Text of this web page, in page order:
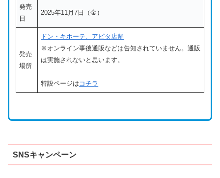
発売
日
2025年11月7日（金）
発売
場所
ドン・キホーテ、アピタ店舗
※オンライン事後通販などは告知されていません。通販
は実施されないと思います。
特設ページは コチラ
SNSキャンペーン